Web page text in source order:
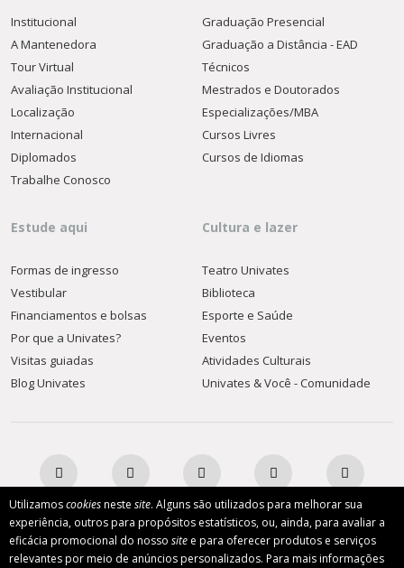
Utilizamoscookiesneste site. Alguns são utilizados para melhorar sua
experiência, outros para propósitos estatísticos, ou, ainda, para avaliar a
eficácia promocional do nosso site e para oferecer produtos e serviços
relevantes por meio de anúncios personalizados. Para mais informações
Institucional
A Mantenedora
Tour Virtual
Avaliação Institucional
Localização
Internacional
Diplomados
Trabalhe Conosco
Graduação Presencial
Graduação a Distância - EAD
Técnicos
Mestrados e Doutorados
Especializações/MBA
Cursos Livres
Cursos de Idiomas
Estude aqui
Formas de ingresso
Vestibular
Financiamentos e bolsas
Por que a Univates?
Visitas guiadas
Blog Univates
Cultura e lazer
Teatro Univates
Biblioteca
Esporte e Saúde
Eventos
Atividades Culturais
Univates & Você - Comunidade
AFILIADA: